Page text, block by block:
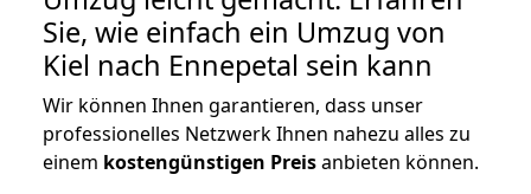
Sie, wie einfach ein Umzug von
Kiel nach Ennepetal sein kann
Wir können Ihnen garantieren, dass unser
professionelles Netzwerk Ihnen nahezu alles zu
einem kostengünstigen Preisanbieten können.